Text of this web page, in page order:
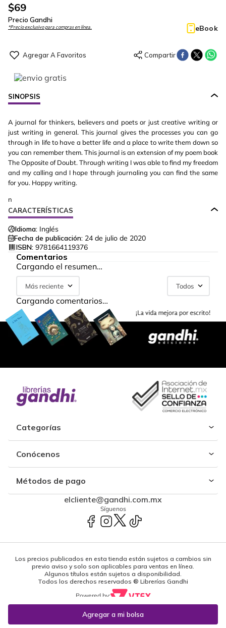
$69
Precio Gandhi
*Precio exclusivo para compras en línea. eBook
SINOPSIS
A journal for thinkers, believers and poets or just creative writing or
just writing in general. This journal gives the processes you can go
through in life to have a better life and a place to write them down so
you can remember them. This journal is an extension of my poem book
The Opposite of Doubt. Through writing I was able to find my freedom
and my calling and I hope through journaling you can find the same
for you. Happy writing.
n
CARACTERÍSTICAS
Idioma: Inglés
Fecha de publicación: 24 de julio de 2020
ISBN: 9781664119376
Comentarios
Cargando el resumen…
Más reciente Todos
Cargando comentarios…
Categorías
Conócenos
Métodos de pago
elcliente@gandhi.com.mx
Síguenos
Los precios publicados en esta tienda están sujetos a cambios sin
previo aviso y solo son aplicables para ventas en línea.
Algunos títulos están sujetos a disponibilidad.
Todos los derechos reservados ® Librerías Gandhi
Powered by: